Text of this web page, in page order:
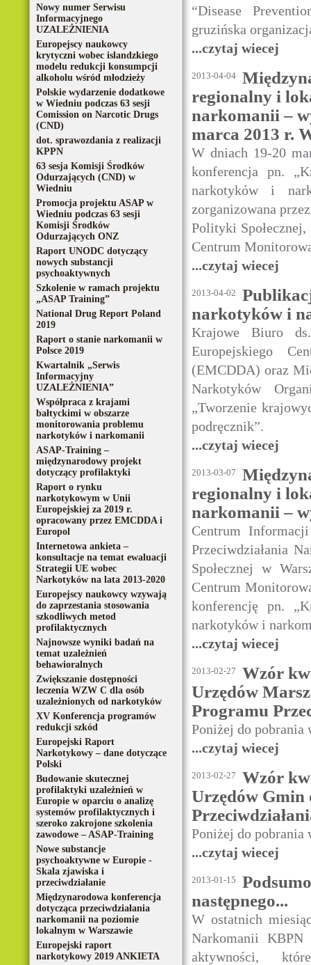
Nowy numer Serwisu
Informacyjnego
UZALEŻNIENIA
Europejscy naukowcy
krytyczni wobec islandzkiego
modelu redukcji konsumpcji
alkoholu wśród młodzieży
Polskie wydarzenie dodatkowe
w Wiedniu podczas 63 sesji
Comission on Narcotic Drugs
(CND)
dot. sprawozdania z realizacji
KPPN
63 sesja Komisji Środków
Odurzających (CND) w
Wiedniu
Promocja projektu ASAP w
Wiedniu podczas 63 sesji
Komisji Środków
Odurzających ONZ
Raport UNODC dotyczący
nowych substancji
psychoaktywnych
Szkolenie w ramach projektu
„ASAP Training”
National Drug Report Poland
2019
Raport o stanie narkomanii w
Polsce 2019
Kwartalnik „Serwis
Informacyjny
UZALEŻNIENIA”
Współpraca z krajami
bałtyckimi w obszarze
monitorowania problemu
narkotyków i narkomanii
ASAP-Training –
międzynarodowy projekt
dotyczący profilaktyki
Raport o rynku
narkotykowym w Unii
Europejskiej za 2019 r.
opracowany przez EMCDDA i
Europol
Internetowa ankieta –
konsultacje na temat ewaluacji
Strategii UE wobec
Narkotyków na lata 2013-2020
Europejscy naukowcy wzywają
do zaprzestania stosowania
szkodliwych metod
profilaktycznych
Najnowsze wyniki badań na
temat uzależnień
behawioralnych
Zwiększanie dostępności
leczenia WZW C dla osób
uzależnionych od narkotyków
XV Konferencja programów
redukcji szkód
Europejski Raport
Narkotykowy – dane dotyczące
Polski
Budowanie skutecznej
profilaktyki uzależnień w
Europie w oparciu o analizę
systemów profilaktycznych i
szeroko zakrojone szkolenia
zawodowe – ASAP-Training
Nowe substancje
psychoaktywne w Europie -
Skala zjawiska i
przeciwdziałanie
Międzynarodowa konferencja
dotycząca przeciwdziałania
narkomanii na poziomie
lokalnym w Warszawie
Europejski raport
narkotykowy 2019 ANKIETA
“Disease
gruzińska
...czytaj wiecej
2013-04-04
regionalny i
narkomanii –
marca 2013 r.
W dniach 19-20
konferencja pn.
narkotyków i
zorganizowana
Polityki
Centrum
...czytaj wiecej
2013-04-02
narkotyków i
Krajowe Biuro ds.
Europejskiego
(EMCDDA) oraz
Narkotyków
„Tworzenie
podręcznik”.
...czytaj wiecej
2013-03-07
regionalny i
narkomanii –
Centrum
Przeciwdziałania
Społecznej w
Centrum
konferencję pn.
narkotyków i
...czytaj wiecej
2013-02-27
Wzór
Urzędów
Programu
Poniżej do pobrania
...czytaj wiecej
2013-02-27
Wzór
Urzędów
Poniżej do pobrania
...czytaj wiecej
2013-01-15
następnego...
W ostatnich
Narkomanii KBPN
aktywności,